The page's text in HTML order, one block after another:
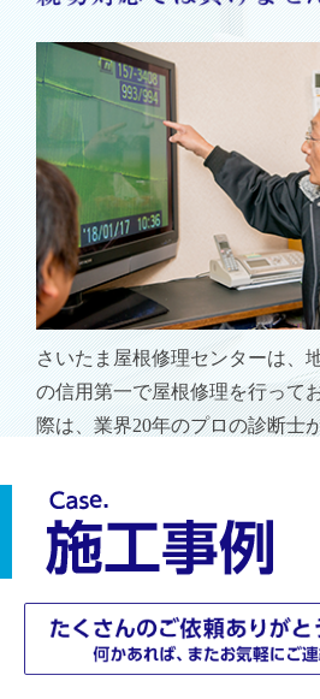
さいたま屋根修理センターは、
の信用第一で屋根修理を行って
際は、業界20年のプロの診断士
態のご説明と、どのタイミング
いくらくらいかかるのかなど、
説明いたします。気兼ねなく聞